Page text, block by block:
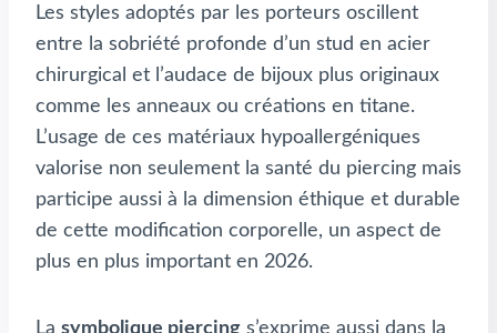
Les styles adoptés par les porteurs oscillent
entre la sobriété profonde d’un stud en acier
chirurgical et l’audace de bijoux plus originaux
comme les anneaux ou créations en titane.
L’usage de ces matériaux hypoallergéniques
valorise non seulement la santé du piercing mais
participe aussi à la dimension éthique et durable
de cette modification corporelle, un aspect de
plus en plus important en 2026.
La symbolique piercing s’exprime aussi dans la